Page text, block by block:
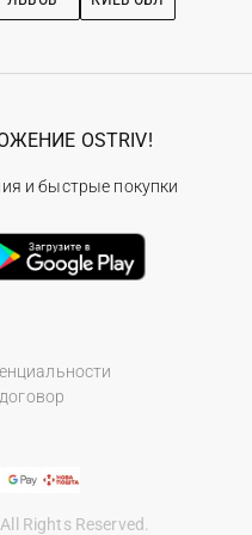
Rights Reserved.
OSTRIV!
и быстрые покупки